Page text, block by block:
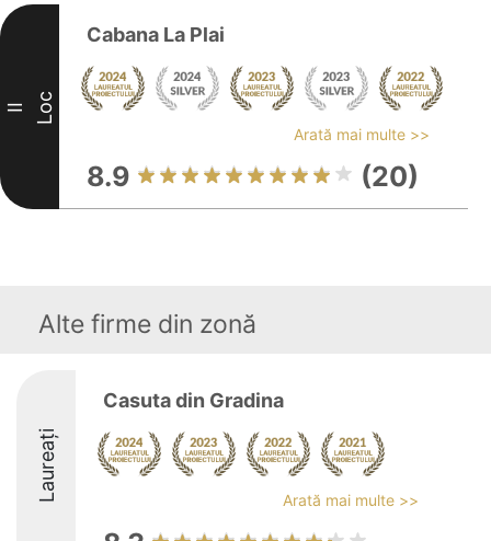
II Loc
Cabana La Plai
Arată mai multe >>
8.9 (20)
Alte firme din zonă
Laureați
Casuta din Gradina
Arată mai multe >>